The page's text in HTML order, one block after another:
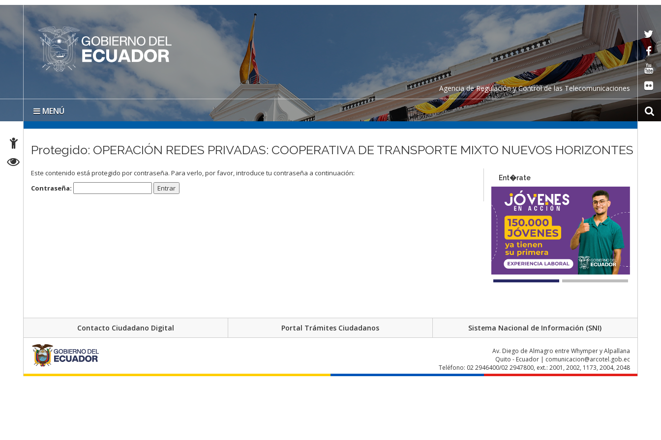
Agencia de Regulación y Control de las Telecomunicaciones
MENÚ
Protegido: OPERACIÓN REDES PRIVADAS: COOPERATIVA DE TRANSPORTE MIXTO NUEVOS HORIZONTES
Este contenido está protegido por contraseña. Para verlo, por favor, introduce tu contraseña a continuación:
Contraseña:
Ent�rate
Contacto Ciudadano Digital Portal Trámites Ciudadanos Sistema Nacional de Información (SNI)
Av. Diego de Almagro entre Whymper y Alpallana
Quito - Ecuador | comunicacion@arcotel.gob.ec
Teléfono: 02 2946400/02 2947800, ext.: 2001, 2002, 1173, 2004, 2048